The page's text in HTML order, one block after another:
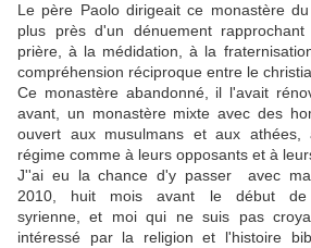
Le père Paolo dirigeait ce monastère
plus près d'un dénuement
prière, à la médidation, à la
compréhension réciproque entre le
Ce monastère abandonné, il l'avait
avant, un monastère mixte avec des
ouvert aux musulmans et aux athées,
régime comme à leurs opposants et à
J''ai eu la chance d'y passer avec
2010, huit mois avant le début de
syrienne, et moi qui ne suis pas
intéressé par la religion et l'histoire